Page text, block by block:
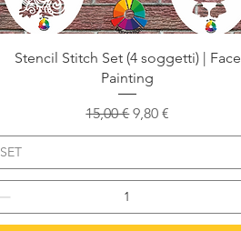
Vista rapida
Stencil Stitch Set (4 soggetti) | Face
Painting
Prezzo regolare
15,00 €Prezzo scontato
9,80 €
SET